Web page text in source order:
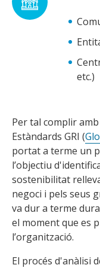
etc.)
Per tal complir
Estàndards GRI (
portat a terme un
l’objectiu
sostenibilitat
negoci i pels seus
va dur a terme
el moment que es
l’organització.
El procés d'anàlisi